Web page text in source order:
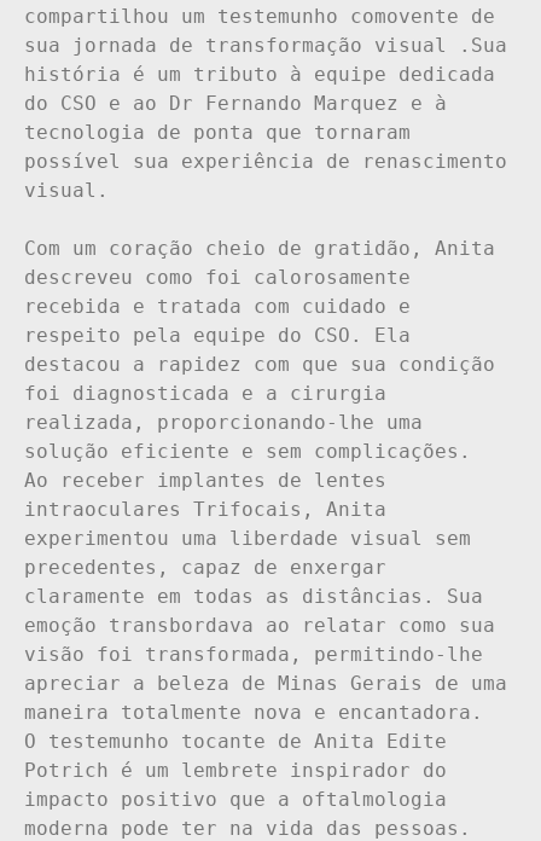
compartilhou um testemunho comovente de
sua jornada de transformação visual .Sua
história é um tributo à equipe dedicada
do CSO e ao Dr Fernando Marquez e à
tecnologia de ponta que tornaram
possível sua experiência de renascimento
visual.
Com um coração cheio de gratidão, Anita
descreveu como foi calorosamente
recebida e tratada com cuidado e
respeito pela equipe do CSO. Ela
destacou a rapidez com que sua condição
foi diagnosticada e a cirurgia
realizada, proporcionando-lhe uma
solução eficiente e sem complicações.
Ao receber implantes de lentes
intraoculares Trifocais, Anita
experimentou uma liberdade visual sem
precedentes, capaz de enxergar
claramente em todas as distâncias. Sua
emoção transbordava ao relatar como sua
visão foi transformada, permitindo-lhe
apreciar a beleza de Minas Gerais de uma
maneira totalmente nova e encantadora.
O testemunho tocante de Anita Edite
Potrich é um lembrete inspirador do
impacto positivo que a oftalmologia
moderna pode ter na vida das pessoas.